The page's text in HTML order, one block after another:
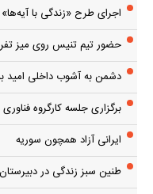
اجرای طرح «زندگی با
حضور تیم تنیس روی میز
دشمن به آشوب داخلی امید
برگزاری جلسه کارگروه
ایرانی آزاد همچون سوریه
طنین سبز زندگی در